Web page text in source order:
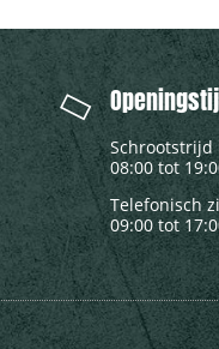
Schrootstrijd
08:00 tot
Telefonisch
09:00 tot